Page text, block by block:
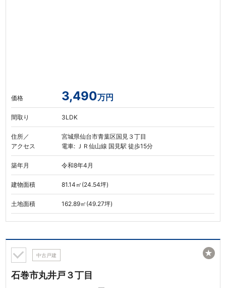
価格 3,490万円
間取り 3LDK
住所／
アクセス
宮城県仙台市青葉区国見３丁目
電車: ＪＲ仙山線 国見駅 徒歩15分
築年月 令和8年4月
建物面積 81.14㎡(24.54坪)
土地面積 162.89㎡(49.27坪)
中古戸建
石巻市丸井戸３丁目
★